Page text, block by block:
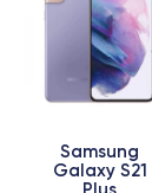
Samsung
Galaxy S21